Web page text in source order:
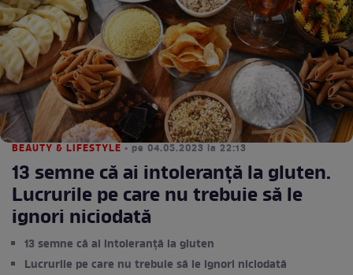
BEAUTY & LIFESTYLE • pe 04.05.2023 la 22:13
13 semne că ai intoleranță la gluten.
Lucrurile pe care nu trebuie să le
ignori niciodată
13 semne că ai intoleranță la gluten
Lucrurile pe care nu trebuie să le ignori niciodată